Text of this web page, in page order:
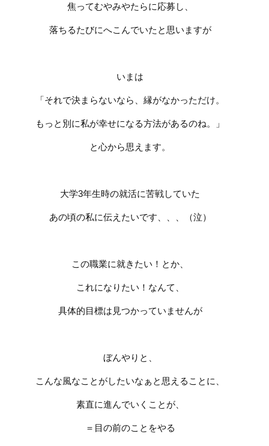
焦ってむやみやたらに応募し、
落ちるたびにへこんでいたと思いますが
いまは
「それで決まらないなら、縁がなかっただけ。
もっと別に私が幸せになる方法があるのね。」
と心から思えます。
大学3年生時の就活に苦戦していた
あの頃の私に伝えたいです、、、（泣）
この職業に就きたい！とか、
これになりたい！なんて、
具体的目標は見つかっていませんが
ぼんやりと、
こんな風なことがしたいなぁと思えることに、
素直に進んでいくことが、
＝目の前のことをやる